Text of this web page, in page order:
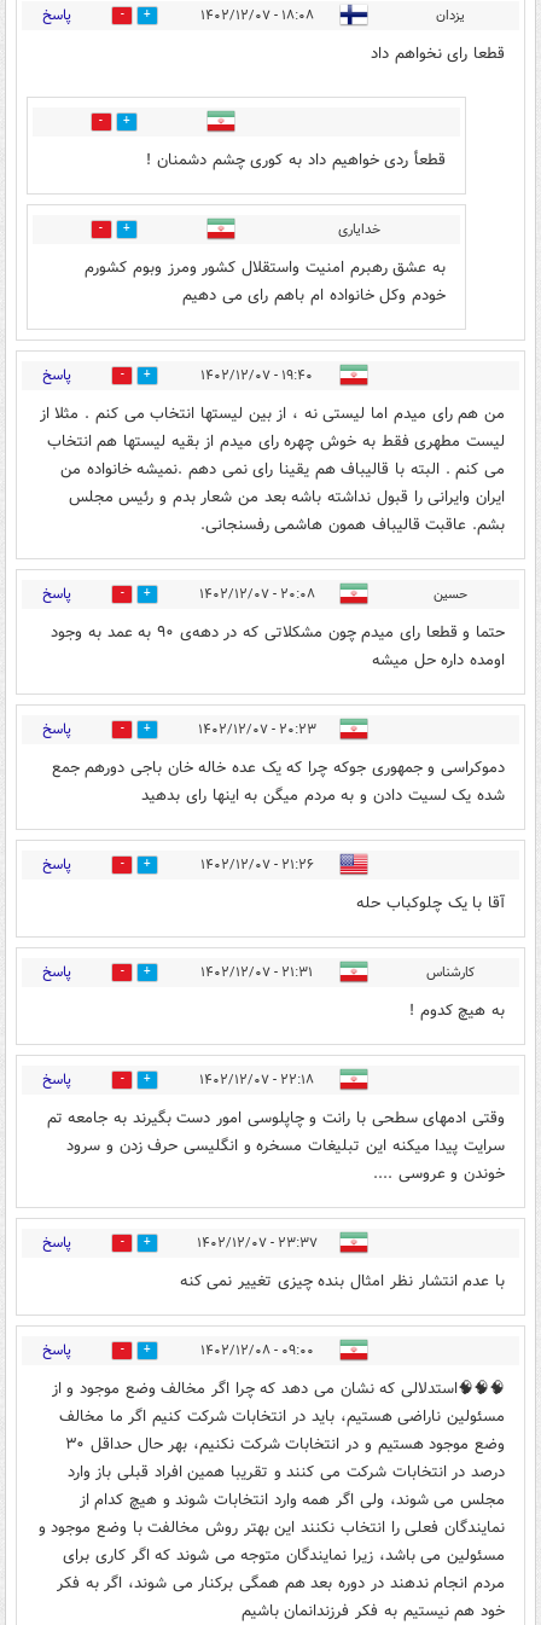
یزدان ۱۸:۰۸ - ۱۴۰۲/۱۲/۰۷ 32 پاسخ
قطعا رای نخواهم داد
5
قطعأ ردی خواهیم داد به کوری چشم دشمنان !
خدایاری 0
به عشق رهبرم امنیت واستقلال کشور ومرز وبوم کشورم
خودم وکل خانواده ام باهم رای می دهیم
۱۹:۴۰ - ۱۴۰۲/۱۲/۰۷ 1 پاسخ
من هم رای میدم اما لیستی نه ، از بین لیستها انتخاب می کنم . مثلا از
لیست مطهری فقط به خوش چهره رای میدم از بقیه لیستها هم انتخاب
می کنم . البته با قالیباف هم یقینا رای نمی دهم .نمیشه خانواده من
ایران وایرانی را قبول نداشته باشه بعد من شعار بدم و رئیس مجلس
بشم. عاقبت قالیباف همون هاشمی رفسنجانی.
حسین ۲۰:۰۸ - ۱۴۰۲/۱۲/۰۷ 0 پاسخ
حتما و قطعا رای میدم چون مشکلاتی که در دهه‌ی ۹۰ به عمد به وجود
اومده داره حل میشه
۲۰:۲۳ - ۱۴۰۲/۱۲/۰۷ 0 پاسخ
دموکراسی و جمهوری جوکه چرا که یک عده خاله خان باجی دورهم جمع
شده یک لسیت دادن و به مردم میگن به اینها رای بدهید
۲۱:۲۶ - ۱۴۰۲/۱۲/۰۷ 0 پاسخ
آقا با یک چلوکباب حله
کارشناس ۲۱:۳۱ - ۱۴۰۲/۱۲/۰۷ 0 پاسخ
به هیچ کدوم !
۲۲:۱۸ - ۱۴۰۲/۱۲/۰۷ 0 پاسخ
وقتی ادمهای سطحی با رانت و چاپلوسی امور دست بگیرند به جامعه تم
سرایت پیدا میکنه این تبلیغات مسخره و انگلیسی حرف زدن و سرود
خوندن و عروسی ....
۲۳:۳۷ - ۱۴۰۲/۱۲/۰۷ 0 پاسخ
با عدم انتشار نظر امثال بنده چیزی تغییر نمی کنه
۰۹:۰۰ - ۱۴۰۲/۱۲/۰۸ 0 پاسخ
🧠🧠🧠استدلالی که نشان می دهد که چرا اگر مخالف وضع موجود و از
مسئولین ناراضی هستیم، باید در انتخابات شرکت کنیم اگر ما مخالف
وضع موجود هستیم و در انتخابات شرکت نکنیم، بهر حال حداقل ۳۰
درصد در انتخابات شرکت می کنند و تقریبا همین افراد قبلی باز وارد
مجلس می شوند، ولی اگر همه وارد انتخابات شوند و هیچ کدام از
نمایندگان فعلی را انتخاب نکنند این بهتر روش مخالفت با وضع موجود و
مسئولین می باشد، زیرا نمایندگان متوجه می شوند که اگر کاری برای
مردم انجام ندهند در دوره بعد هم همگی برکنار می شوند، اگر به فکر
خود هم نیستیم به فکر فرزندانمان باشیم